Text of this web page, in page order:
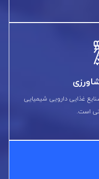
غذایی دارویی شیمیایی
است.